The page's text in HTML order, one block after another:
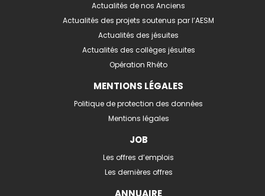
Actualités de nos Anciens
Actualités des projets soutenus par l’AESM
Actualités des jésuites
Actualités des collèges jésuites
Opération Rhéto
MENTIONS LÉGALES
Politique de protection des données
Mentions légales
JOB
Les offres d’emplois
Les dernières offres
ANNUAIRE